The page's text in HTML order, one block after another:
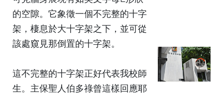
的空隙。它象徵一個不完整的十字
架，棲息於大十字架之下，並可從
該處窺見那倒置的十字架。
這不完整的十字架正好代表我校師
生。主保聖人伯多祿曾這樣回應耶